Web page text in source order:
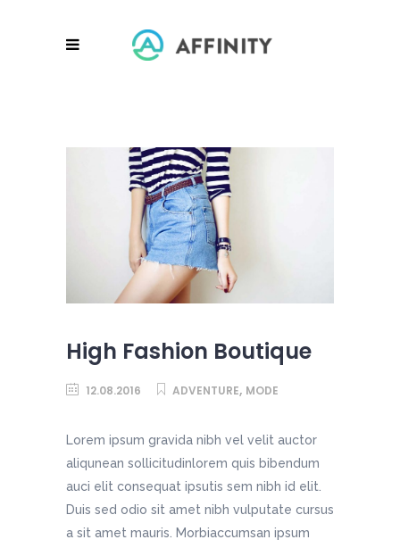
High Fashion Boutique
12.08.2016 ADVENTURE, MODE
Lorem ipsum gravida nibh vel velit auctor
aliqunean sollicitudinlorem quis bibendum
auci elit consequat ipsutis sem nibh id elit.
Duis sed odio sit amet nibh vulputate cursus
a sit amet mauris. Morbiaccumsan ipsum